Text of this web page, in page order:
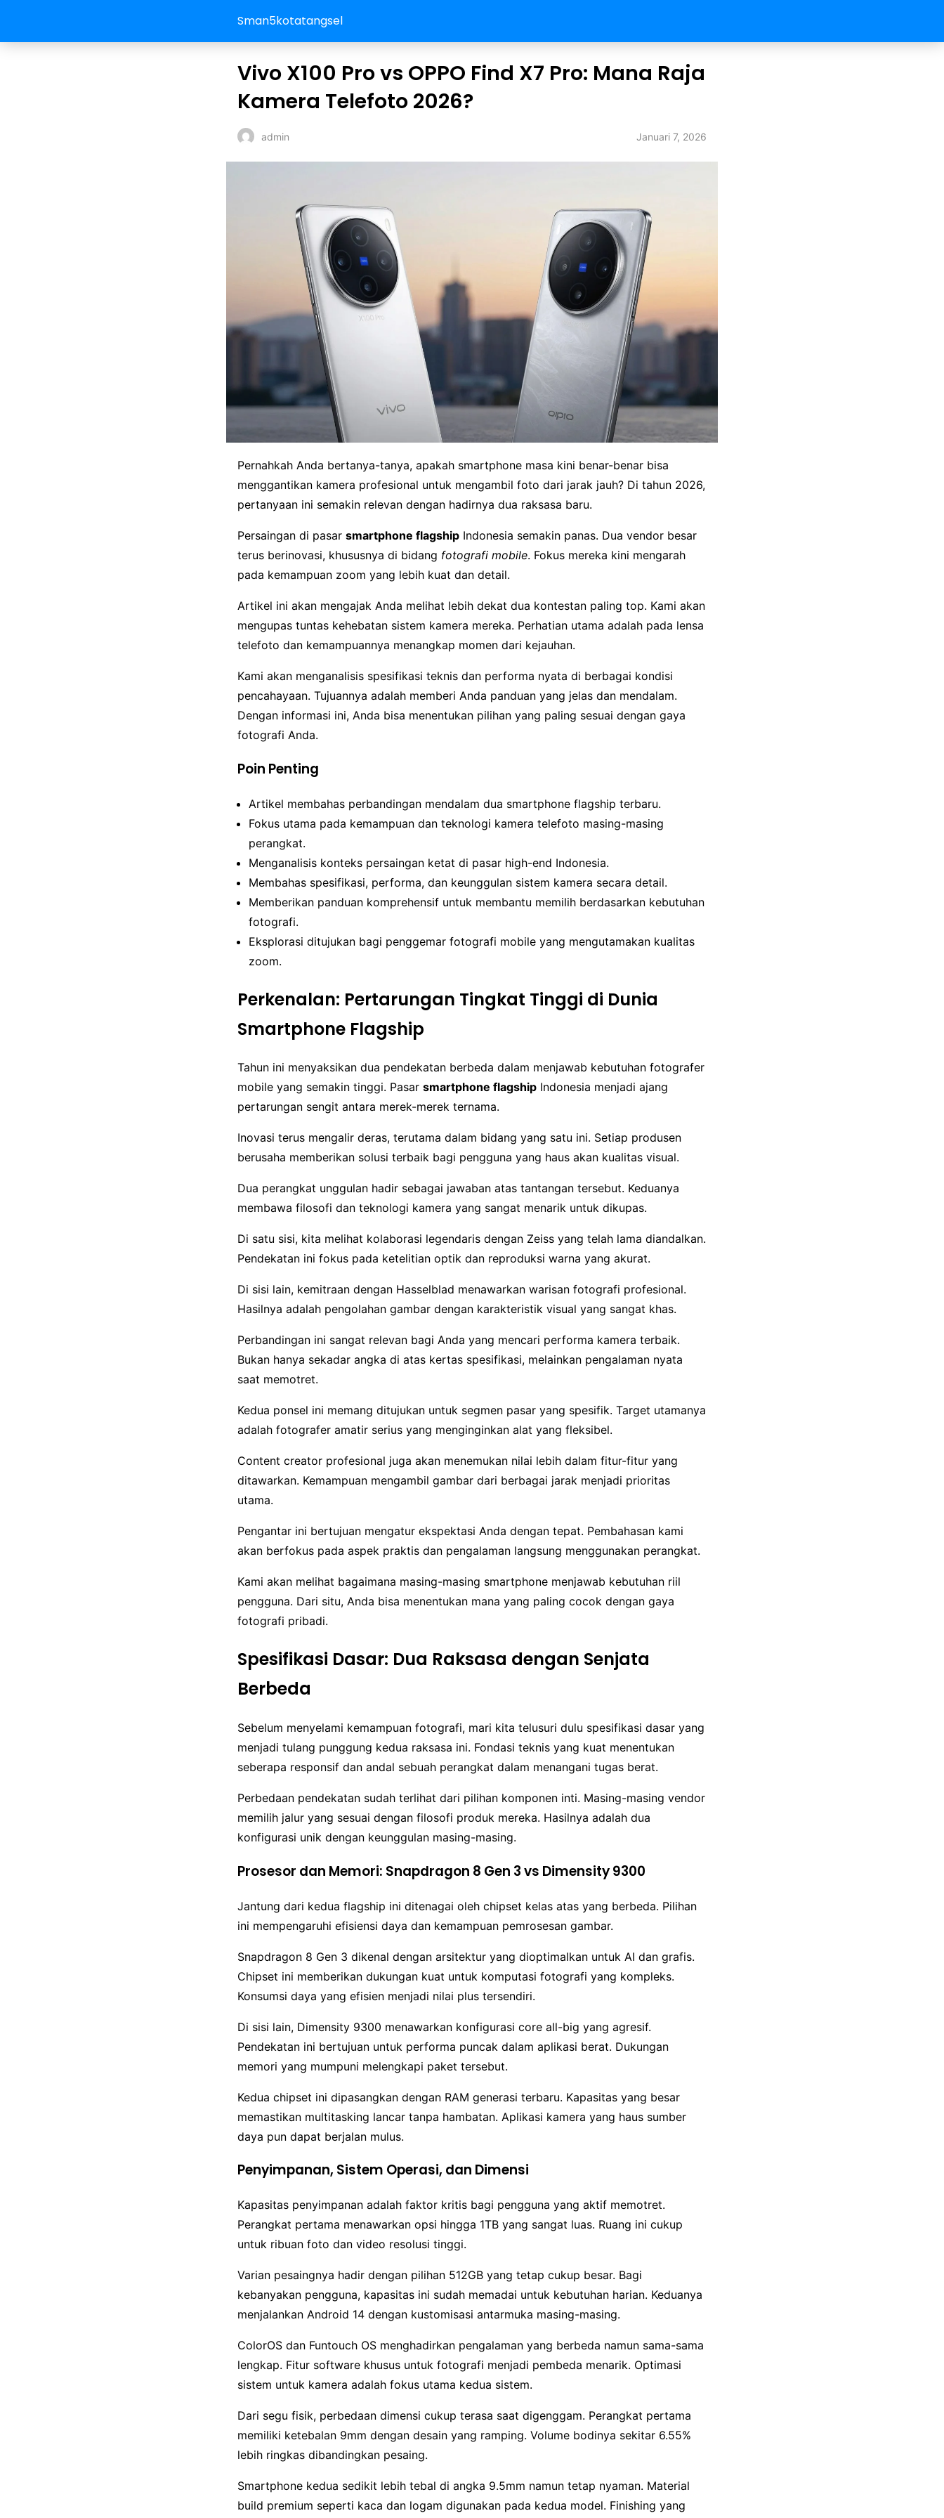
Sman5kotatangsel
Vivo X100 Pro vs OPPO Find X7 Pro: Mana Raja
Kamera Telefoto 2026?
admin Januari 7, 2026
Pernahkah Anda bertanya-tanya, apakah smartphone masa kini benar-benar bisa
menggantikan kamera profesional untuk mengambil foto dari jarak jauh? Di tahun 2026,
pertanyaan ini semakin relevan dengan hadirnya dua raksasa baru.
Persaingan di pasar smartphone flagship Indonesia semakin panas. Dua vendor besar
terus berinovasi, khususnya di bidang fotografi mobile. Fokus mereka kini mengarah
pada kemampuan zoom yang lebih kuat dan detail.
Artikel ini akan mengajak Anda melihat lebih dekat dua kontestan paling top. Kami akan
mengupas tuntas kehebatan sistem kamera mereka. Perhatian utama adalah pada lensa
telefoto dan kemampuannya menangkap momen dari kejauhan.
Kami akan menganalisis spesifikasi teknis dan performa nyata di berbagai kondisi
pencahayaan. Tujuannya adalah memberi Anda panduan yang jelas dan mendalam.
Dengan informasi ini, Anda bisa menentukan pilihan yang paling sesuai dengan gaya
fotografi Anda.
Poin Penting
Artikel membahas perbandingan mendalam dua smartphone flagship terbaru.
Fokus utama pada kemampuan dan teknologi kamera telefoto masing-masing
perangkat.
Menganalisis konteks persaingan ketat di pasar high-end Indonesia.
Membahas spesifikasi, performa, dan keunggulan sistem kamera secara detail.
Memberikan panduan komprehensif untuk membantu memilih berdasarkan kebutuhan
fotografi.
Eksplorasi ditujukan bagi penggemar fotografi mobile yang mengutamakan kualitas
zoom.
Perkenalan: Pertarungan Tingkat Tinggi di Dunia
Smartphone Flagship
Tahun ini menyaksikan dua pendekatan berbeda dalam menjawab kebutuhan fotografer
mobile yang semakin tinggi. Pasar smartphone flagship Indonesia menjadi ajang
pertarungan sengit antara merek-merek ternama.
Inovasi terus mengalir deras, terutama dalam bidang yang satu ini. Setiap produsen
berusaha memberikan solusi terbaik bagi pengguna yang haus akan kualitas visual.
Dua perangkat unggulan hadir sebagai jawaban atas tantangan tersebut. Keduanya
membawa filosofi dan teknologi kamera yang sangat menarik untuk dikupas.
Di satu sisi, kita melihat kolaborasi legendaris dengan Zeiss yang telah lama diandalkan.
Pendekatan ini fokus pada ketelitian optik dan reproduksi warna yang akurat.
Di sisi lain, kemitraan dengan Hasselblad menawarkan warisan fotografi profesional.
Hasilnya adalah pengolahan gambar dengan karakteristik visual yang sangat khas.
Perbandingan ini sangat relevan bagi Anda yang mencari performa kamera terbaik.
Bukan hanya sekadar angka di atas kertas spesifikasi, melainkan pengalaman nyata
saat memotret.
Kedua ponsel ini memang ditujukan untuk segmen pasar yang spesifik. Target utamanya
adalah fotografer amatir serius yang menginginkan alat yang fleksibel.
Content creator profesional juga akan menemukan nilai lebih dalam fitur-fitur yang
ditawarkan. Kemampuan mengambil gambar dari berbagai jarak menjadi prioritas
utama.
Pengantar ini bertujuan mengatur ekspektasi Anda dengan tepat. Pembahasan kami
akan berfokus pada aspek praktis dan pengalaman langsung menggunakan perangkat.
Kami akan melihat bagaimana masing-masing smartphone menjawab kebutuhan riil
pengguna. Dari situ, Anda bisa menentukan mana yang paling cocok dengan gaya
fotografi pribadi.
Spesifikasi Dasar: Dua Raksasa dengan Senjata
Berbeda
Sebelum menyelami kemampuan fotografi, mari kita telusuri dulu spesifikasi dasar yang
menjadi tulang punggung kedua raksasa ini. Fondasi teknis yang kuat menentukan
seberapa responsif dan andal sebuah perangkat dalam menangani tugas berat.
Perbedaan pendekatan sudah terlihat dari pilihan komponen inti. Masing-masing vendor
memilih jalur yang sesuai dengan filosofi produk mereka. Hasilnya adalah dua
konfigurasi unik dengan keunggulan masing-masing.
Prosesor dan Memori: Snapdragon 8 Gen 3 vs Dimensity 9300
Jantung dari kedua flagship ini ditenagai oleh chipset kelas atas yang berbeda. Pilihan
ini mempengaruhi efisiensi daya dan kemampuan pemrosesan gambar.
Snapdragon 8 Gen 3 dikenal dengan arsitektur yang dioptimalkan untuk AI dan grafis.
Chipset ini memberikan dukungan kuat untuk komputasi fotografi yang kompleks.
Konsumsi daya yang efisien menjadi nilai plus tersendiri.
Di sisi lain, Dimensity 9300 menawarkan konfigurasi core all-big yang agresif.
Pendekatan ini bertujuan untuk performa puncak dalam aplikasi berat. Dukungan
memori yang mumpuni melengkapi paket tersebut.
Kedua chipset ini dipasangkan dengan RAM generasi terbaru. Kapasitas yang besar
memastikan multitasking lancar tanpa hambatan. Aplikasi kamera yang haus sumber
daya pun dapat berjalan mulus.
Penyimpanan, Sistem Operasi, dan Dimensi
Kapasitas penyimpanan adalah faktor kritis bagi pengguna yang aktif memotret.
Perangkat pertama menawarkan opsi hingga 1TB yang sangat luas. Ruang ini cukup
untuk ribuan foto dan video resolusi tinggi.
Varian pesaingnya hadir dengan pilihan 512GB yang tetap cukup besar. Bagi
kebanyakan pengguna, kapasitas ini sudah memadai untuk kebutuhan harian. Keduanya
menjalankan Android 14 dengan kustomisasi antarmuka masing-masing.
ColorOS dan Funtouch OS menghadirkan pengalaman yang berbeda namun sama-sama
lengkap. Fitur software khusus untuk fotografi menjadi pembeda menarik. Optimasi
sistem untuk kamera adalah fokus utama kedua sistem.
Dari segu fisik, perbedaan dimensi cukup terasa saat digenggam. Perangkat pertama
memiliki ketebalan 9mm dengan desain yang ramping. Volume bodinya sekitar 6.55%
lebih ringkas dibandingkan pesaing.
Smartphone kedua sedikit lebih tebal di angka 9.5mm namun tetap nyaman. Material
build premium seperti kaca dan logam digunakan pada kedua model. Finishing yang